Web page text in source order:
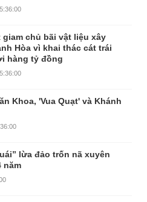
chủ bãi vật liệu xây
Hòa vì khai thác cát trái
hàng tỷ đồng
Khoa, 'Vua Quạt' và Khánh
lừa đảo trốn nã xuyên
năm